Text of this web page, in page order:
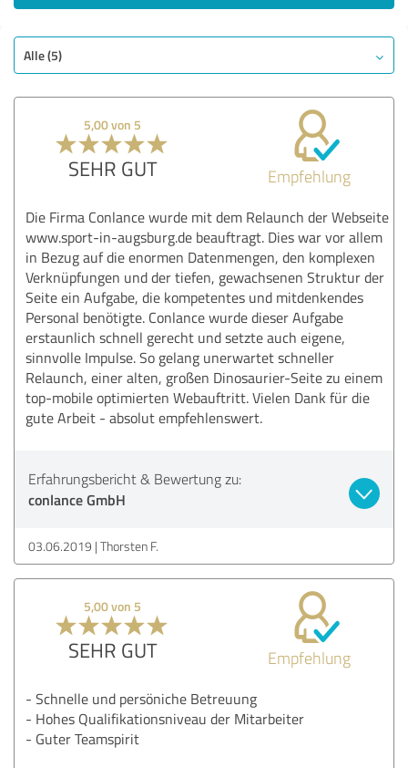
Alle (5)
5,00 von 5
SEHR GUT Empfehlung
Die Firma Conlance wurde mit dem Relaunch der Webseite
www.sport-in-augsburg.de beauftragt. Dies war vor allem
in Bezug auf die enormen Datenmengen, den komplexen
Verknüpfungen und der tiefen, gewachsenen Struktur der
Seite ein Aufgabe, die kompetentes und mitdenkendes
Personal benötigte. Conlance wurde dieser Aufgabe
erstaunlich schnell gerecht und setzte auch eigene,
sinnvolle Impulse. So gelang unerwartet schneller
Relaunch, einer alten, großen Dinosaurier-Seite zu einem
top-mobile optimierten Webauftritt. Vielen Dank für die
gute Arbeit - absolut empfehlenswert.
Erfahrungsbericht & Bewertung zu:
conlance GmbH
03.06.2019 Thorsten F.
5,00 von 5
SEHR GUT Empfehlung
- Schnelle und persöniche Betreuung
- Hohes Qualifikationsniveau der Mitarbeiter
- Guter Teamspirit